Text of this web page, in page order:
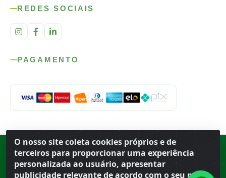
O nosso site coleta cookies próprios e de
terceiros para proporcionar uma experiência
personalizada ao usuário, apresentar
publicidade relevante de acordo com o seu perfil
REDES SOCIAIS
PAGAMENTO
Rod. SP-215, s/n, km 98 — Área Rural Porto Ferreira ·BR
· CEP
· CNPJ 56.679.863/0001-91
© 2026 Atacado Ideal